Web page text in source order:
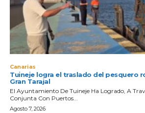
Canarias
Tuineje logra el traslado del pesquero
Gran Tarajal
El Ayuntamiento De Tuineje Ha Logrado, A
Conjunta Con Puertos...
Agosto 7, 2026